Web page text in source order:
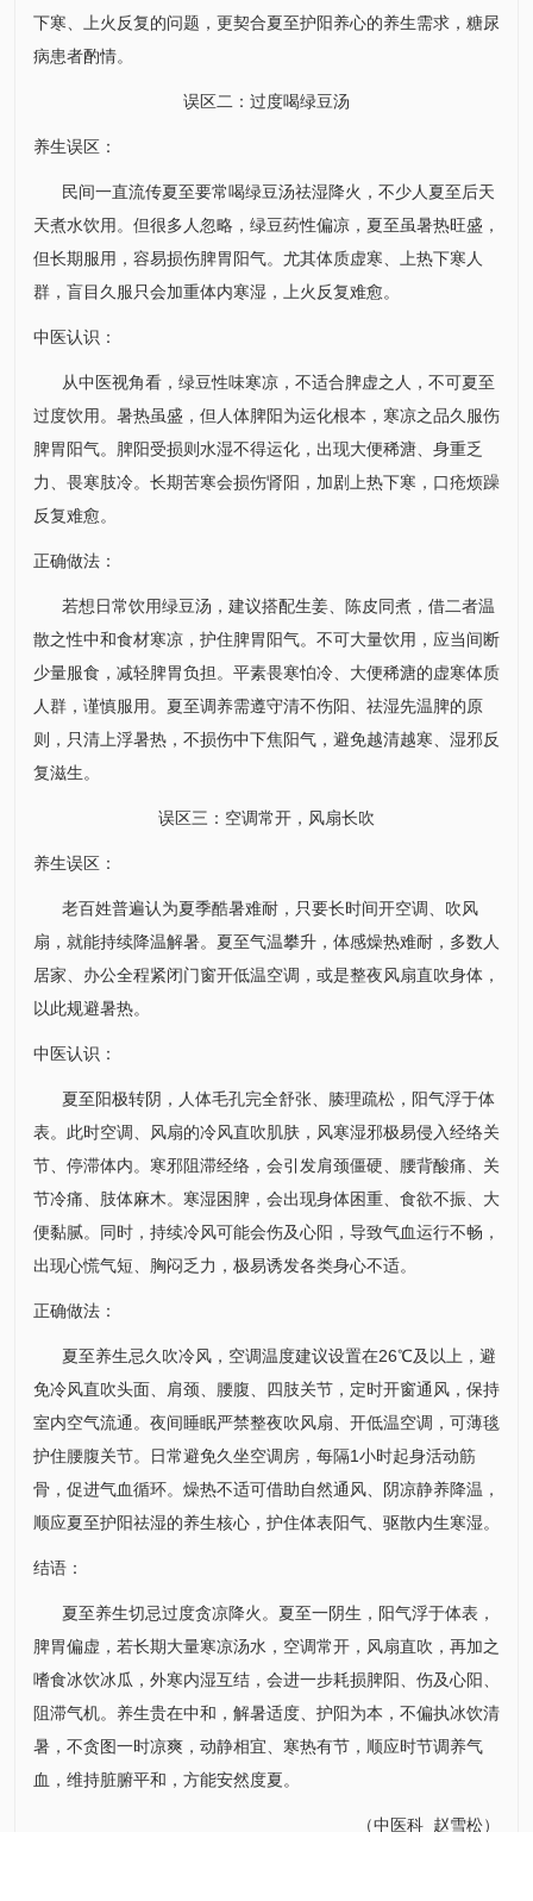
下寒、上火反复的问题，更契合夏至护阳养心的养生需求， 糖尿
病患者酌情。
误区二：过度喝绿豆汤
养生误区：
民间一直流传夏至要常喝绿豆汤祛湿降火，不少人夏至后天
天煮水饮用。但很多人忽略，绿豆药性偏凉，夏至虽暑热旺盛，
但长期服用，容易损伤脾胃阳气。尤其体质虚寒、上热下寒人
群，盲目久服只会加重体内寒湿，上火反复难愈。
中医认识：
从中医视角看，绿豆性味寒凉，不适合脾虚之人，不可夏至
过度饮用。暑热虽盛，但人体脾阳为运化根本，寒凉之品久服伤
脾胃阳气。脾阳受损则水湿不得运化，出现大便稀溏、身重乏
力、畏寒肢冷。长期苦寒会损伤肾阳，加剧上热下寒，口疮烦躁
反复难愈。
正确做法：
若想日常饮用绿豆汤，建议搭配生姜、陈皮同煮，借二者温
散之性中和食材寒凉，护住脾胃阳气。不可大量饮用，应当间断
少量服食，减轻脾胃负担。平素畏寒怕冷、大便稀溏的虚寒体质
人群，谨慎服用。夏至调养需遵守清不伤阳、祛湿先温脾的原
则，只清上浮暑热，不损伤中下焦阳气，避免越清越寒、湿邪反
复滋生。
误区三：空调常开，风扇长吹
养生误区：
老百姓普遍认为夏季酷暑难耐，只要长时间开空调、吹风
扇，就能持续降温解暑。夏至气温攀升，体感燥热难耐，多数人
居家、办公全程紧闭门窗开低温空调，或是整夜风扇直吹身体，
以此规避暑热。
中医认识：
夏至阳极转阴，人体毛孔完全舒张、腠理疏松，阳气浮于体
表。此时空调、风扇的冷风直吹肌肤，风寒湿邪极易侵入经络关
节、停滞体内。寒邪阻滞经络，会引发肩颈僵硬、腰背酸痛、关
节冷痛、肢体麻木。寒湿困脾，会出现身体困重、食欲不振、大
便黏腻。同时，持续冷风可能会伤及心阳，导致气血运行不畅，
出现心慌气短、胸闷乏力，极易诱发各类身心不适。
正确做法：
夏至养生忌久吹冷风，空调温度建议设置在26℃及以上，避
免冷风直吹头面、肩颈、腰腹、四肢关节，定时开窗通风，保持
室内空气流通。夜间睡眠严禁整夜吹风扇、开低温空调，可薄毯
护住腰腹关节。日常避免久坐空调房，每隔1小时起身活动筋
骨，促进气血循环。燥热不适可借助自然通风、阴凉静养降温，
顺应夏至护阳祛湿的养生核心，护住体表阳气、驱散内生寒湿。
结语：
夏至养生切忌过度贪凉降火。夏至一阴生，阳气浮于体表，
脾胃偏虚，若长期大量寒凉汤水，空调常开，风扇直吹，再加之
嗜食冰饮冰瓜，外寒内湿互结，会进一步耗损脾阳、伤及心阳、
阻滞气机。养生贵在中和，解暑适度、护阳为本，不偏执冰饮清
暑，不贪图一时凉爽，动静相宜、寒热有节，顺应时节调养气
血，维持脏腑平和，方能安然度夏。
（中医科 赵雪松）